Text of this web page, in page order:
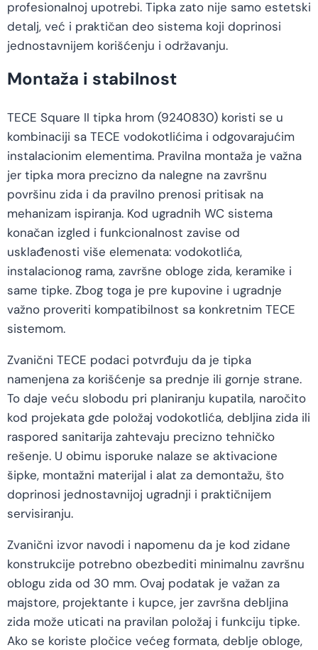
profesionalnoj upotrebi. Tipka zato nije samo estetski
detalj, već i praktičan deo sistema koji doprinosi
jednostavnijem korišćenju i održavanju.
Montaža i stabilnost
TECE Square II tipka hrom (9240830) koristi se u
kombinaciji sa TECE vodokotlićima i odgovarajućim
instalacionim elementima. Pravilna montaža je važna
jer tipka mora precizno da nalegne na završnu
površinu zida i da pravilno prenosi pritisak na
mehanizam ispiranja. Kod ugradnih WC sistema
konačan izgled i funkcionalnost zavise od
usklađenosti više elemenata: vodokotlića,
instalacionog rama, završne obloge zida, keramike i
same tipke. Zbog toga je pre kupovine i ugradnje
važno proveriti kompatibilnost sa konkretnim TECE
sistemom.
Zvanični TECE podaci potvrđuju da je tipka
namenjena za korišćenje sa prednje ili gornje strane.
To daje veću slobodu pri planiranju kupatila, naročito
kod projekata gde položaj vodokotlića, debljina zida ili
raspored sanitarija zahtevaju precizno tehničko
rešenje. U obimu isporuke nalaze se aktivacione
šipke, montažni materijal i alat za demontažu, što
doprinosi jednostavnijoj ugradnji i praktičnijem
servisiranju.
Zvanični izvor navodi i napomenu da je kod zidane
konstrukcije potrebno obezbediti minimalnu završnu
oblogu zida od 30 mm. Ovaj podatak je važan za
majstore, projektante i kupce, jer završna debljina
zida može uticati na pravilan položaj i funkciju tipke.
Ako se koriste pločice većeg formata, deblje obloge,